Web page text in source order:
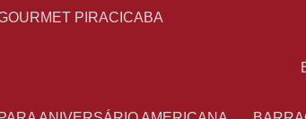
PIRACICABA